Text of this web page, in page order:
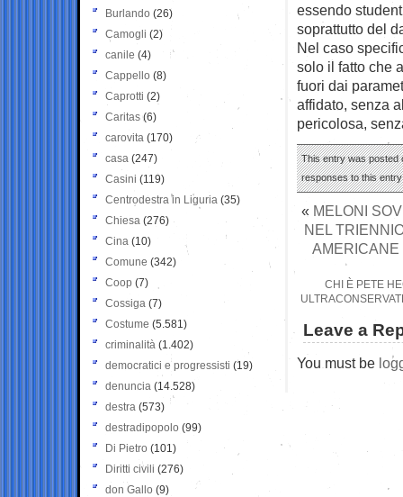
essendo
soprattutto del
Nel caso
solo il fatto che
fuori dai
affidato, senza
pericolosa,
This entry was posted
responses to this
« MELONI
NEL
AMERICANE
CHI È PETE
Leave a
You must be
Burlando (26)
Camogli (2)
canile (4)
Cappello (8)
Caprotti (2)
Caritas (6)
carovita (170)
casa (247)
Casini (119)
Centrodestra in Liguria (35)
Chiesa (276)
Cina (10)
Comune (342)
Coop (7)
Cossiga (7)
Costume (5.581)
criminalità (1.402)
democratici e progressisti (19)
denuncia (14.528)
destra (573)
destradipopolo (99)
Di Pietro (101)
Diritti civili (276)
don Gallo (9)